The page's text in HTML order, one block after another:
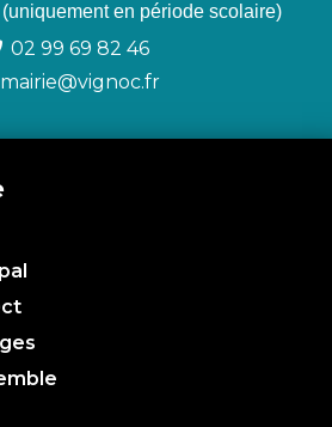
en période scolaire)
02 99 69 82 46
mairie@vignoc.fr